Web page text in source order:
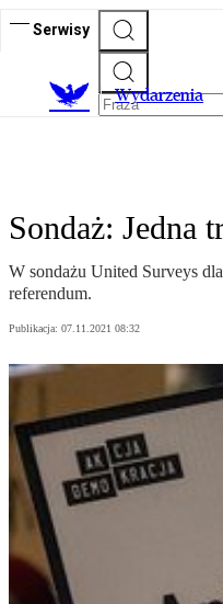
Serwisy
Wydarzenia
Sondaż: Jedna
W sondażu United Surveys
referendum.
Publikacja: 07.11.2021 08:32